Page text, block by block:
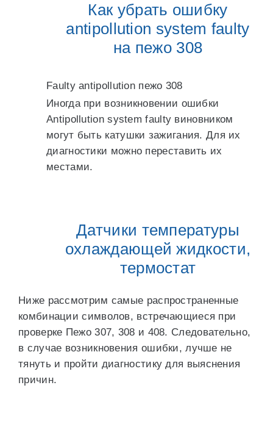
Как убрать ошибку
antipollution system faulty
на пежо 308
Faulty antipollution пежо 308
Иногда при возникновении ошибки
Antipollution system faulty виновником
могут быть катушки зажигания. Для их
диагностики можно переставить их
местами.
Датчики температуры
охлаждающей жидкости,
термостат
Ниже рассмотрим самые распространенные
комбинации символов, встречающиеся при
проверке Пежо 307, 308 и 408. Следовательно,
в случае возникновения ошибки, лучше не
тянуть и пройти диагностику для выяснения
причин.